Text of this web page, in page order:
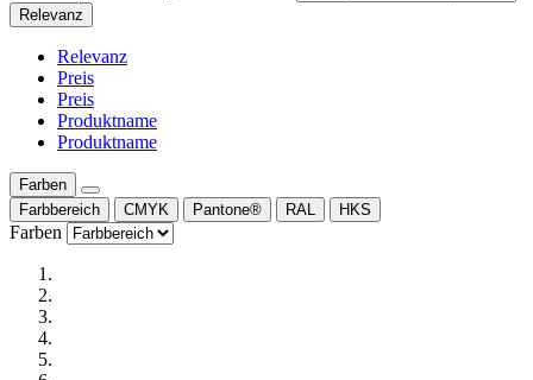
Relevanz
Relevanz
Preis
Preis
Produktname
Produktname
Farben
Farbbereich
CMYK Pantone® RAL HKS
Farben